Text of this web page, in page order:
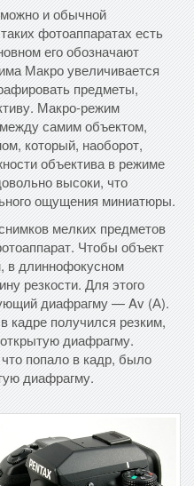
и обычной
фотоаппаратах есть
его обозначают
Макро увеличивается
предметы,
Макро-режим
самим объектом,
который, наоборот,
объектива в режиме
высоки, что
ощущения миниатюры.
мелких предметов
Чтобы объект
в длиннофокусном
резкости. Для этого
диафрагму — Av (А).
кадре получился резким,
диафрагму.
попало в кадр, было
диафрагму.